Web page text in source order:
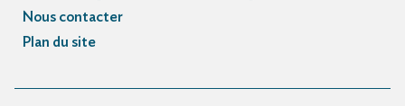
Nous contacter
Plan du site